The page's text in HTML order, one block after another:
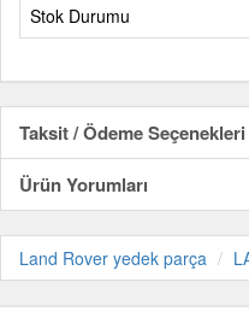
Stok Durumu
Taksit / Ödeme Seçenekleri
Ürün Yorumları
Land Rover yedek parça